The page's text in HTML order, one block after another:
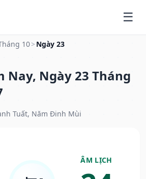
10> Ngày 23
Nay, Ngày 23 Tháng
Tuất, Năm Đinh Mùi
ÂM LỊCH